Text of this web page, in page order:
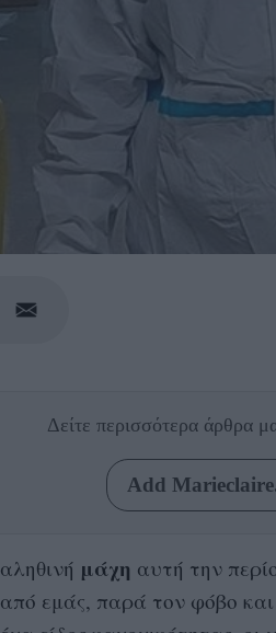
Δείτε περισσότερα άρθρα
Add
αληθινή μάχη αυτή την
από εμάς, παρά τον φόβο και